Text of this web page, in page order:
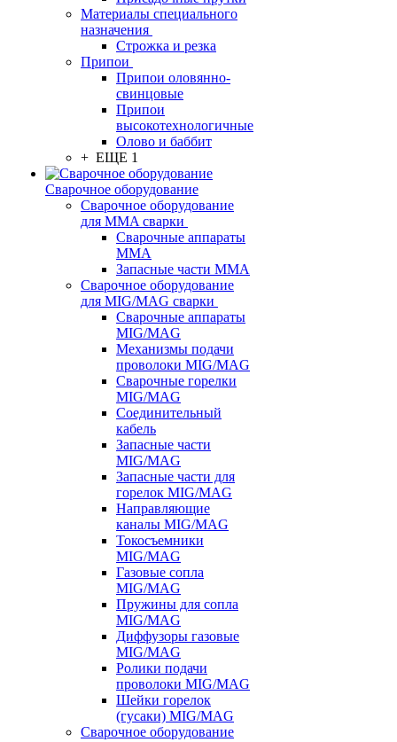
Материалы специального
назначения
Строжка и резка
Припои
Припои оловянно-
свинцовые
Припои
высокотехнологичные
Олово и баббит
+ ЕЩЕ 1
Сварочное оборудование
Сварочное оборудование
для MMA сварки
Сварочные аппараты
MMA
Запасные части MMA
Сварочное оборудование
для MIG/MAG сварки
Сварочные аппараты
MIG/MAG
Механизмы подачи
проволоки MIG/MAG
Сварочные горелки
MIG/MAG
Соединительный
кабель
Запасные части
MIG/MAG
Запасные части для
горелок MIG/MAG
Направляющие
каналы MIG/MAG
Токосъемники
MIG/MAG
Газовые сопла
MIG/MAG
Пружины для сопла
MIG/MAG
Диффузоры газовые
MIG/MAG
Ролики подачи
проволоки MIG/MAG
Шейки горелок
(гусаки) MIG/MAG
Сварочное оборудование